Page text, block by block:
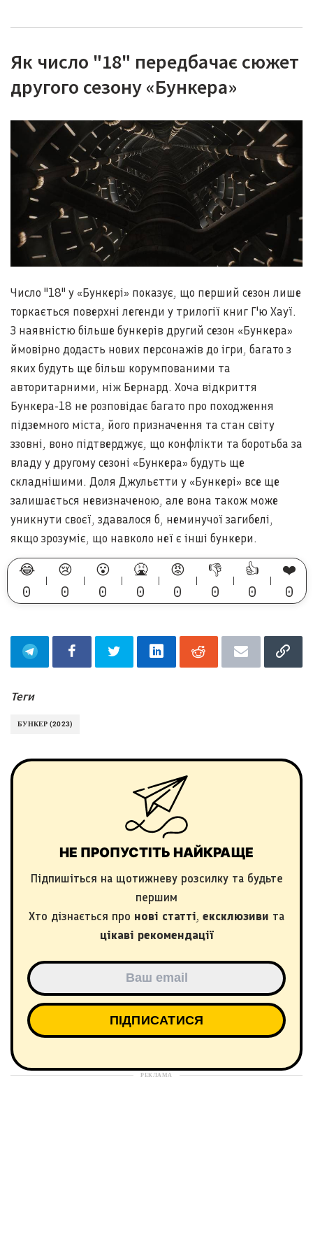
Як число "18" передбачає сюжет
другого сезону «Бункера»
Число "18" у «Бункері» показує, що перший сезон лише
торкається поверхні легенди у трилогії книг Г'ю Хауї.
З наявністю більше бункерів другий сезон «Бункера»
ймовірно додасть нових персонажів до ігри, багато з
яких будуть ще більш корумпованими та
авторитарними, ніж Бернард. Хоча відкриття
Бункера-18 не розповідає багато про походження
підземного міста, його призначення та стан світу
ззовні, воно підтверджує, що конфлікти та боротьба за
владу у другому сезоні «Бункера» будуть ще
складнішими. Доля Джульєтти у «Бункері» все ще
залишається невизначеною, але вона також може
уникнути своєї, здавалося б, неминучої загибелі,
якщо зрозуміє, що навколо неї є інші бункери.
😂
0
😢
0
😮
0
🤮
0
😡
0
👎
0
👍
0
❤️
0
Теги
БУНКЕР (2023)
НЕ ПРОПУСТІТЬ НАЙКРАЩЕ
Підпишіться на щотижневу розсилку та будьте
першим
Хто дізнається про нові статті, ексклюзиви та
цікаві рекомендації
РЕКЛАМА